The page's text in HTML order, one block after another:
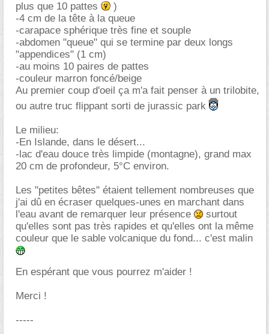
plus que 10 pattes
)
-4 cm de la tête à la queue
-carapace sphérique très fine et souple
-abdomen "queue" qui se termine par deux longs
"appendices" (1 cm)
-au moins 10 paires de pattes
-couleur marron foncé/beige
Au premier coup d'oeil ça m'a fait penser à un trilobite,
ou autre truc flippant sorti de jurassic park
Le milieu:
-En Islande, dans le désert...
-lac d'eau douce très limpide (montagne), grand max
20 cm de profondeur, 5°C environ.
Les "petites bêtes" étaient tellement nombreuses que
j'ai dû en écraser quelques-unes en marchant dans
l'eau avant de remarquer leur présence
surtout
qu'elles sont pas très rapides et qu'elles ont la même
couleur que le sable volcanique du fond... c'est malin
En espérant que vous pourrez m'aider !
Merci !
-----